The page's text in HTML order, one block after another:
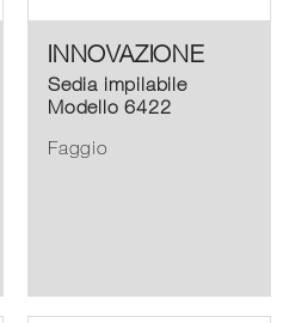
INNOVAZIONE
Sedia impilabile
Modello 6422
Faggio